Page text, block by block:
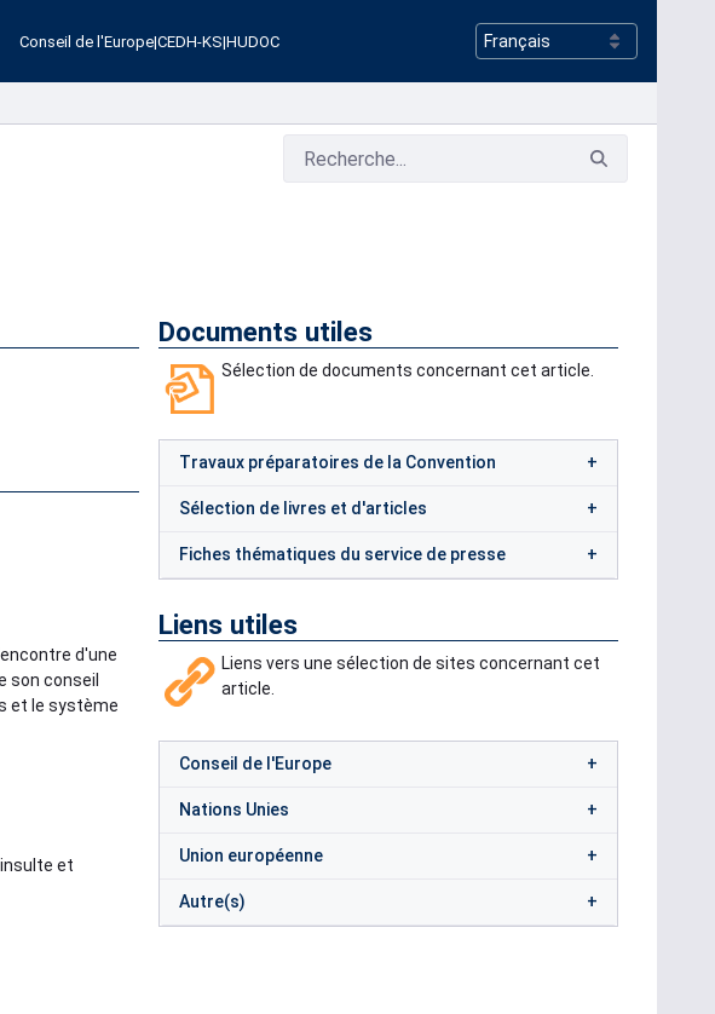
Conseil de l'Europe|CEDH-KS|HUDOC
d'une
son conseil
et le système
et
Documents utiles
Sélection de documents concernant cet article.
Travaux préparatoires de la Convention
Sélection de livres et d'articles
Fiches thématiques du service de presse
Liens utiles
Liens vers une sélection de sites concernant cet
article.
Conseil de l'Europe
Nations Unies
Union européenne
Autre(s)